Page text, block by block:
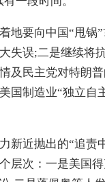
要向中国“甩锅
失误;二是继续将
及民主党对特朗
国制造业“独立自
近抛出的“追责
层次：一是美国